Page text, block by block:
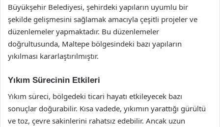
Büyükşehir Belediyesi, şehirdeki yapıların uyumlu bir
şekilde gelişmesini sağlamak amacıyla çeşitli projeler ve
düzenlemeler yapmaktadır. Bu düzenlemeler
doğrultusunda, Maltepe bölgesindeki bazı yapıların
yıkılması kararlaştırılmıştır.
Yıkım Sürecinin Etkileri
Yıkım süreci, bölgedeki ticari hayatı etkileyecek bazı
sonuçlar doğurabilir. Kısa vadede, yıkımın yarattığı gürültü
ve toz, çevre sakinlerini rahatsız edebilir. Ancak uzun